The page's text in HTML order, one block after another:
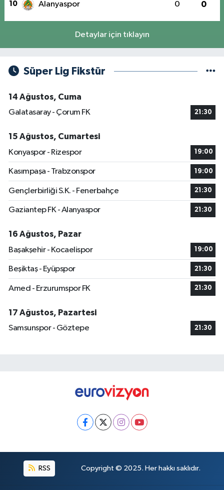
10 Alanyaspor 0 0
Detaylar için tıklayın
Süper Lig Fikstür
14 Ağustos, Cuma
Galatasaray - Çorum FK
21:30
15 Ağustos, Cumartesi
Konyaspor - Rizespor
19:00
Kasımpaşa - Trabzonspor 19:00
Gençlerbirliği S.K. - Fenerbahçe 21:30
Gaziantep FK - Alanyaspor 21:30
16 Ağustos, Pazar
Başakşehir - Kocaelispor
19:00
Beşiktaş - Eyüpspor 21:30
Amed - Erzurumspor FK 21:30
17 Ağustos, Pazartesi
Samsunspor - Göztepe
21:30
RSS Copyright © 2025. Her hakkı saklıdır.